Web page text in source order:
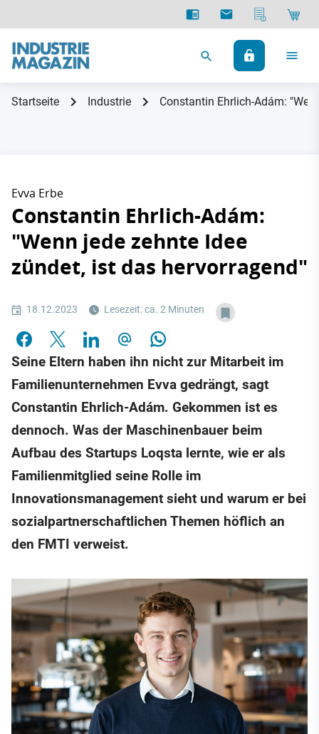
Startseite Industrie Constantin Ehrlich-Adám:
Evva Erbe
Constantin Ehrlich-Adám:
"Wenn jede zehnte Idee
zündet, ist das hervorragend"
18.12.2023 Lesezeit: ca. 2 Minuten
Seine Eltern haben ihn nicht zur Mitarbeit im
Familienunternehmen Evva gedrängt, sagt
Constantin Ehrlich-Adám. Gekommen ist es
dennoch. Was der Maschinenbauer beim
Aufbau des Startups Loqsta lernte, wie er als
Familienmitglied seine Rolle im
Innovationsmanagement sieht und warum er bei
sozialpartnerschaftlichen Themen höflich an
den FMTI verweist.